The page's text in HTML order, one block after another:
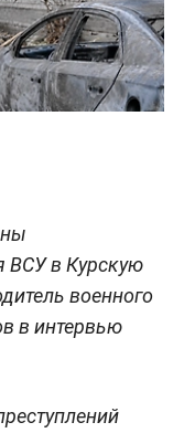
ВСУ в Курскую
военного
в интервью